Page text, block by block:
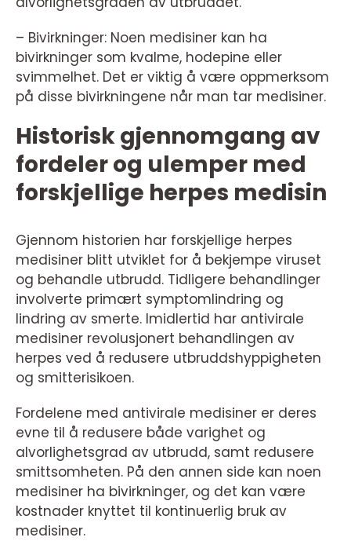
– Bivirkninger: Noen medisiner kan ha
bivirkninger som kvalme, hodepine eller
svimmelhet. Det er viktig å være oppmerksom
på disse bivirkningene når man tar medisiner.
Historisk gjennomgang av
fordeler og ulemper med
forskjellige herpes medisin
Gjennom historien har forskjellige herpes
medisiner blitt utviklet for å bekjempe viruset
og behandle utbrudd. Tidligere behandlinger
involverte primært symptomlindring og
lindring av smerte. Imidlertid har antivirale
medisiner revolusjonert behandlingen av
herpes ved å redusere utbruddshyppigheten
og smitterisikoen.
Fordelene med antivirale medisiner er deres
evne til å redusere både varighet og
alvorlighetsgrad av utbrudd, samt redusere
smittsomheten. På den annen side kan noen
medisiner ha bivirkninger, og det kan være
kostnader knyttet til kontinuerlig bruk av
medisiner.